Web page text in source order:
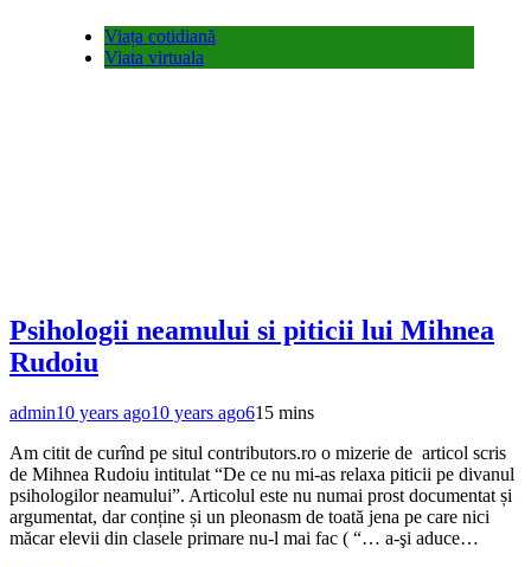
Viața cotidiană
Viata virtuala
Psihologii neamului si piticii lui Mihnea
Rudoiu
admin10 years ago10 years ago615 mins
Am citit de curînd pe situl contributors.ro o mizerie de articol scris
de Mihnea Rudoiu intitulat “De ce nu mi-as relaxa piticii pe divanul
psihologilor neamului”. Articolul este nu numai prost documentat și
argumentat, dar conține și un pleonasm de toată jena pe care nici
măcar elevii din clasele primare nu-l mai fac ( “… a-şi aduce…